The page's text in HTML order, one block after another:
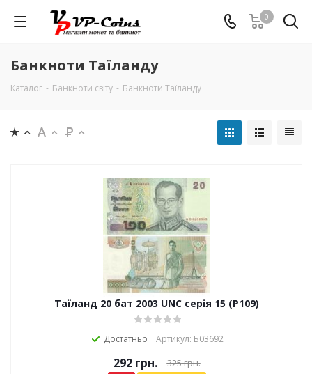
0
Банкноти Таїланду
Каталог - Банкноти світу - Банкноти Таїланду
Таїланд 20 бат 2003 UNC серія 15 (P109)
Достатньо Артикул: Б03692
292грн. 325грн.